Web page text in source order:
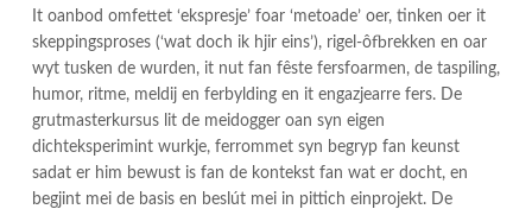
It oanbod omfettet ‘ekspresje’ foar ‘metoade’ oer, tinken oer it
skeppingsproses (‘wat doch ik hjir eins’), rigel-ôfbrekken en oar
wyt tusken de wurden, it nut fan fêste fersfoarmen, de taspiling,
humor, ritme, meldij en ferbylding en it engazjearre fers. De
grutmasterkursus lit de meidogger oan syn eigen
dichteksperimint wurkje, ferrommet syn begryp fan keunst
sadat er him bewust is fan de kontekst fan wat er docht, en
begjint mei de basis en beslút mei in pittich einprojekt. De